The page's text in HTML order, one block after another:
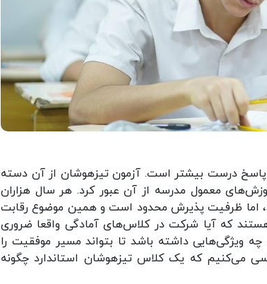
درست بیشتر است. آزمون تیزهوشان از آن دسته
معمول مدرسه از آن عبور کرد. هر سال هزاران
اما ظرفیت پذیرش محدود است و همین موضوع رقابت
که آیا شرکت در کلاس‌های آمادگی واقعا ضروری
ویژگی‌هایی داشته باشد تا بتواند مسیر موفقیت را
می‌کنیم که یک کلاس تیزهوشان استاندارد چگونه